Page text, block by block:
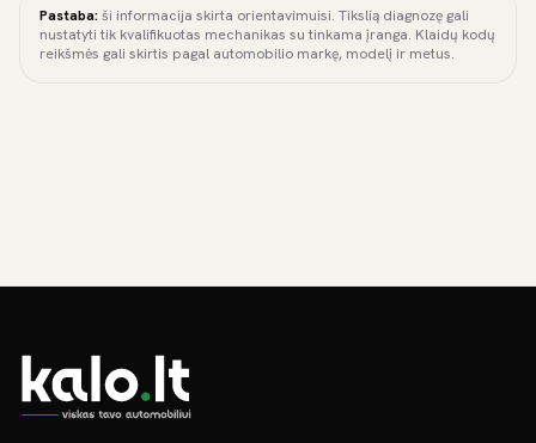
Pastaba:ši informacija skirta orientavimuisi. Tikslią diagnozę gali
nustatyti tik kvalifikuotas mechanikas su tinkama įranga. Klaidų kodų
reikšmės gali skirtis pagal automobilio markę, modelį ir metus.